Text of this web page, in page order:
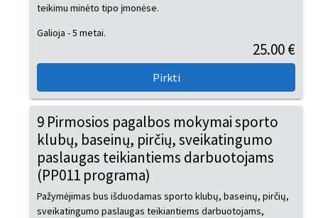
teikimu minėto tipo įmonėse.
Galioja - 5 metai.
25.00 €
9 Pirmosios pagalbos mokymai sporto
klubų, baseinų, pirčių, sveikatingumo
paslaugas teikiantiems darbuotojams
(PP011 programa)
Pažymėjimas bus išduodamas sporto klubų, baseinų, pirčių,
sveikatingumo paslaugas teikiantiems darbuotojams,